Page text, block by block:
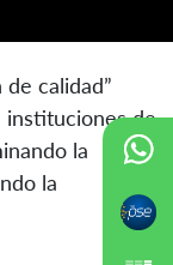
calidad”
instituciones de
la
la